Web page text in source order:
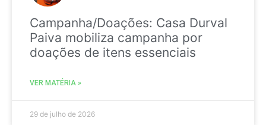
Campanha/Doações: Casa Durval
Paiva mobiliza campanha por
doações de itens essenciais
VER MATÉRIA »
29 de julho de 2026